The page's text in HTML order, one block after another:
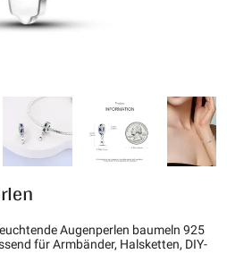
Augenperlen baumeln 925
für Armbänder, Halsketten, DIY-